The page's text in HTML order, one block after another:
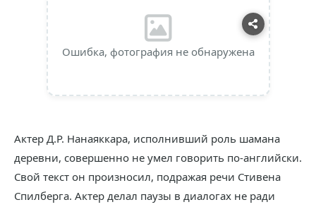
Ошибка, фотография не обнаружена
Актер Д.Р. Нанаяккара, исполнивший роль шамана
деревни, совершенно не умел говорить по-английски.
Свой текст он произносил, подражая речи Стивена
Спилберга. Актер делал паузы в диалогах не ради